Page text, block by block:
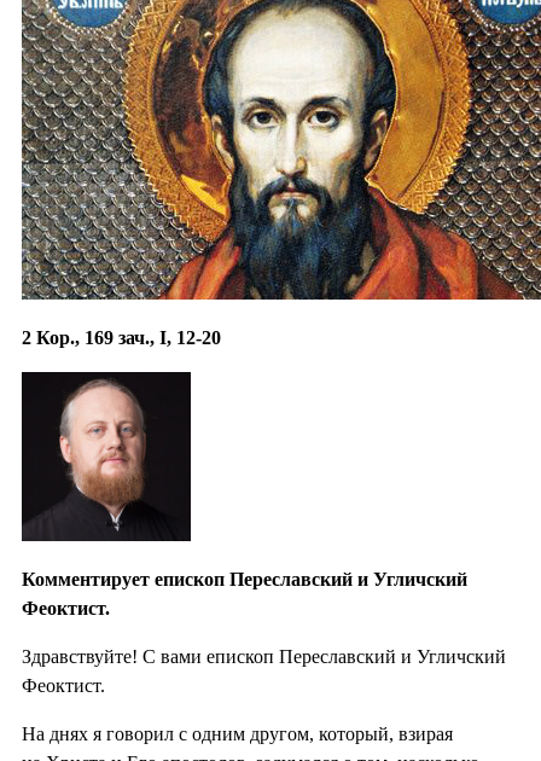
2 Кор., 169 зач., I, 12-20
Комментирует епископ Переславский и Угличский
Феоктист.
Здравствуйте! С вами епископ Переславский и Угличский
Феоктист.
На днях я говорил с одним другом, который, взирая